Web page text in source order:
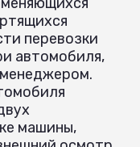
перевозки
автомобиля,
машины,